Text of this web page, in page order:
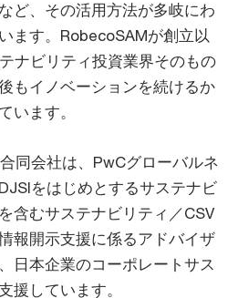
ど、その活用方法が多岐にわ
ます。RobecoSAMが創立以
ナビリティ投資業界そのもの
もイノベーションを続けるか
います。
同会社は、PwCグローバルネ
をはじめとするサステナビ
含むサステナビリティ／CSV
報開示支援に係るアドバイザ
日本企業のコーポレートサス
援しています。